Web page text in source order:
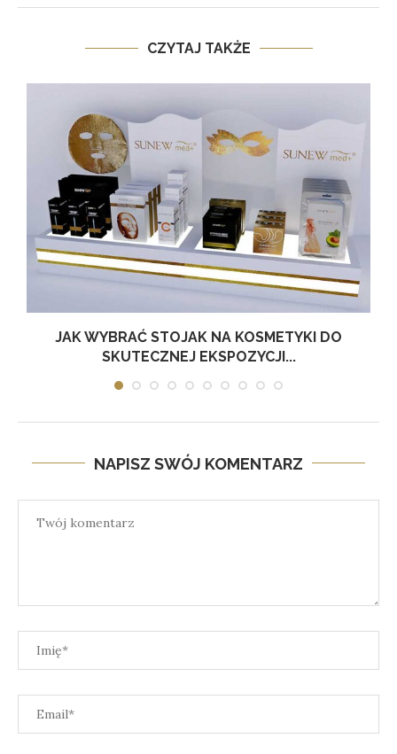
CZYTAJ TAKŻE
JAK WYBRAĆ STOJAK NA KOSMETYKI DO
SKUTECZNEJ EKSPOZYCJI...
NAPISZ SWÓJ KOMENTARZ